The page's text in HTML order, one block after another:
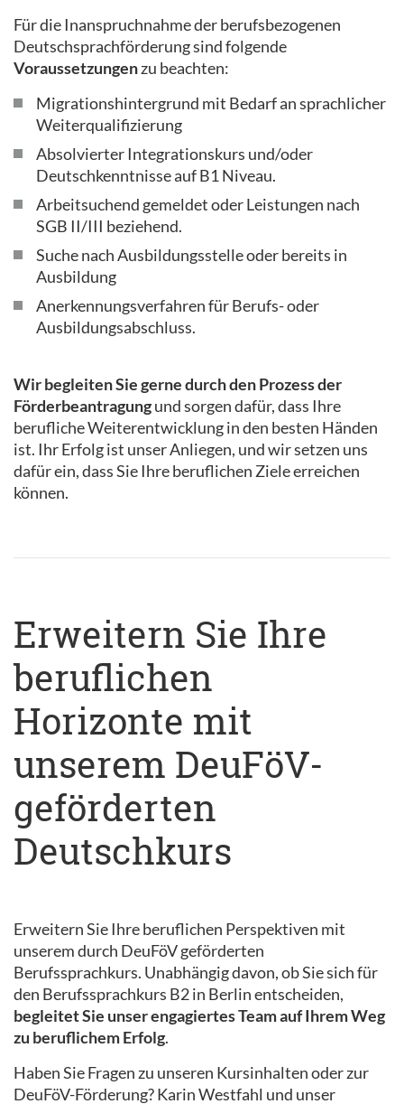
Für die Inanspruchnahme der berufsbezogenen
Deutschsprachförderung sind folgende
Voraussetzungenzu beachten:
Migrationshintergrund mit Bedarf an sprachlicher
Weiterqualifizierung
Absolvierter Integrationskurs und/oder
Deutschkenntnisse auf B1 Niveau.
Arbeitsuchend gemeldet oder Leistungen nach
SGB II/III beziehend.
Suche nach Ausbildungsstelle oder bereits in
Ausbildung
Anerkennungsverfahren für Berufs- oder
Ausbildungsabschluss.
Wir begleiten Sie gerne durch den Prozess der
Förderbeantragungund sorgen dafür, dass Ihre
berufliche Weiterentwicklung in den besten Händen
ist. Ihr Erfolg ist unser Anliegen, und wir setzen uns
dafür ein, dass Sie Ihre beruflichen Ziele erreichen
können.
Erweitern Sie Ihre
beruflichen
Horizonte mit
unserem DeuFöV-
geförderten
Deutschkurs
Erweitern Sie Ihre beruflichen Perspektiven mit
unserem durch DeuFöV geförderten
Berufssprachkurs. Unabhängig davon, ob Sie sich für
den Berufssprachkurs B2 in Berlin entscheiden,
begleitet Sie unser engagiertes Team auf Ihrem Weg
zu beruflichem Erfolg.
Haben Sie Fragen zu unseren Kursinhalten oder zur
DeuFöV-Förderung? Karin Westfahl und unser